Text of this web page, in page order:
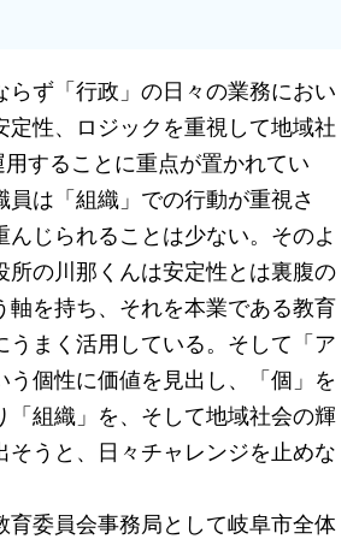
らず「行政」の日々の業務におい
定性、ロジックを重視して地域社
用することに重点が置かれてい
員は「組織」での行動が重視さ
んじられることは少ない。そのよ
所の川那くんは安定性とは裏腹の
軸を持ち、それを本業である教育
うまく活用している。そして「ア
う個性に価値を見出し、「個」を
「組織」を、そして地域社会の輝
そうと、日々チャレンジを止めな
育委員会事務局として岐阜市全体